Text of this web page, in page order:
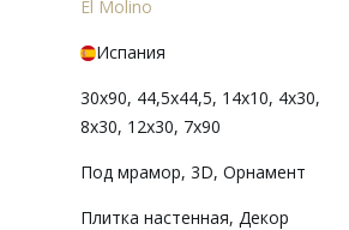
El Molino
Испания
30x90, 44,5x44,5, 14x10, 4x30,
8x30, 12x30, 7x90
Под мрамор, 3D, Орнамент
Плитка настенная, Декор